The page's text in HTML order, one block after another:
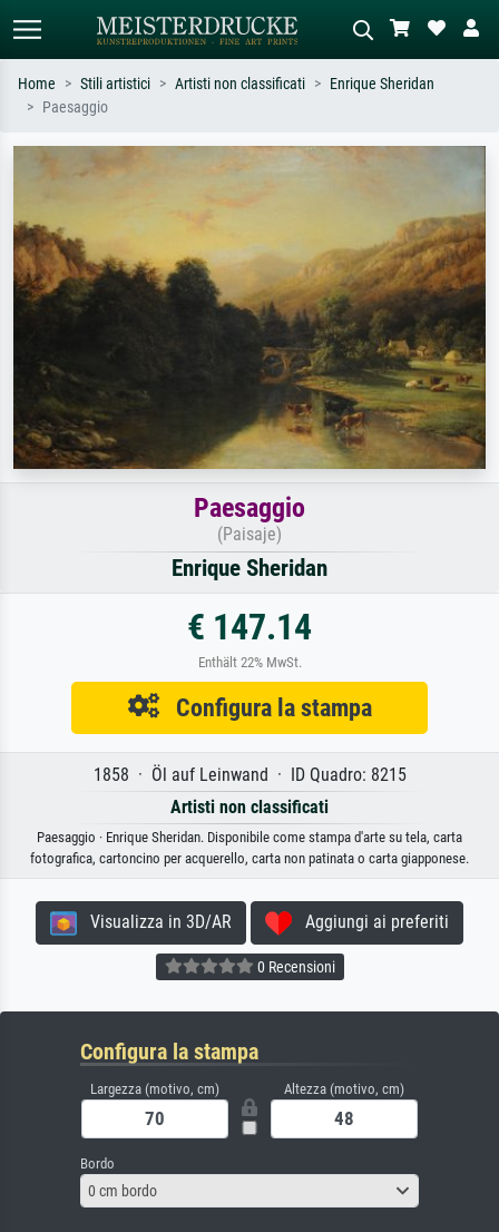
Cerca per artista, titolo o stile – es.
Descrivi la scena – es. prato verde,
Home Stili artistici Artisti non classificati
Enrique Sheridan
Paesaggio
Paesaggio
(Paisaje)
Enrique Sheridan
€ 147.14
Enthält 22% MwSt.
Configura la stampa
1858 · Öl auf Leinwand · ID Quadro: 8215
Artisti non classificati
Paesaggio · Enrique Sheridan. Disponibile come stampa d'arte su tela, carta
fotografica, cartoncino per acquerello, carta non patinata o carta giapponese.
Visualizza in 3D/AR Aggiungi ai preferiti
0 Recensioni
Configura la stampa
Largezza (motivo, cm) Altezza (motivo, cm)
Bordo
0 cm bordo